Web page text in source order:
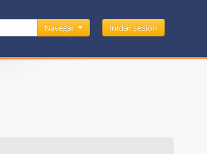
Iniciar sesión
Navegar